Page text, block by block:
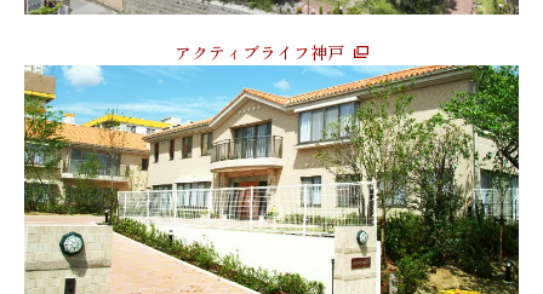
アクティブライフ神戸